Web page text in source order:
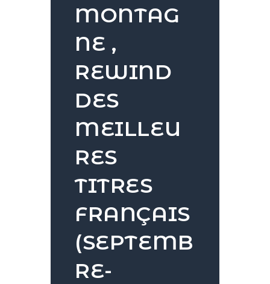
MONTAG
NE ,
REWIND
DES
MEILLEU
RES
TITRES
FRANÇAIS
(SEPTEMB
RE-